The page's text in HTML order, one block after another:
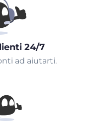
24/7
ad aiutarti.